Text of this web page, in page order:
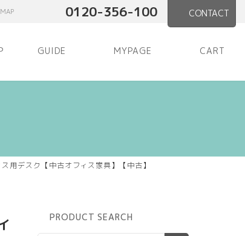
0120-356-100 CONTACT
GUIDE MYPAGE CART
用デスク【中古オフィス家具】【中古】
PRODUCT SEARCH